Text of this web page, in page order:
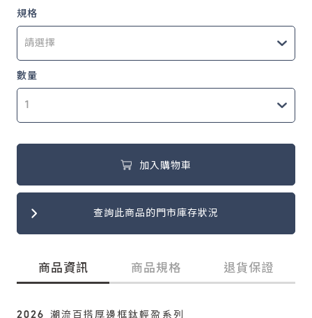
規格
數量
加入購物車
查詢此商品的門市庫存狀況
商品資訊 商品規格 退貨保證
2026 潮流百搭厚邊框鈦輕盈系列